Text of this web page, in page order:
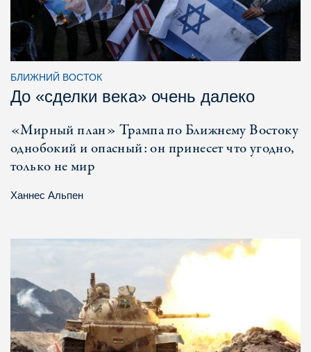
БЛИЖНИЙ ВОСТОК
До «сделки века» очень далеко
«Мирный план» Трампа по Ближнему Востоку
однобокий и опасный: он принесет что угодно,
только не мир
Ханнес Альпен